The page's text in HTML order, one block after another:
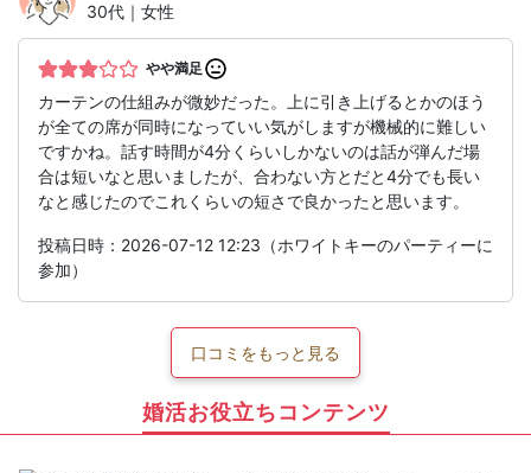
30代｜女性
やや満足
カーテンの仕組みが微妙だった。上に引き上げるとかのほう
が全ての席が同時になっていい気がしますが機械的に難しい
ですかね。話す時間が4分くらいしかないのは話が弾んだ場
合は短いなと思いましたが、合わない方とだと4分でも長い
なと感じたのでこれくらいの短さで良かったと思います。
投稿日時：2026-07-12 12:23（ホワイトキーのパーティーに
参加）
口コミをもっと見る
婚活お役立ちコンテンツ